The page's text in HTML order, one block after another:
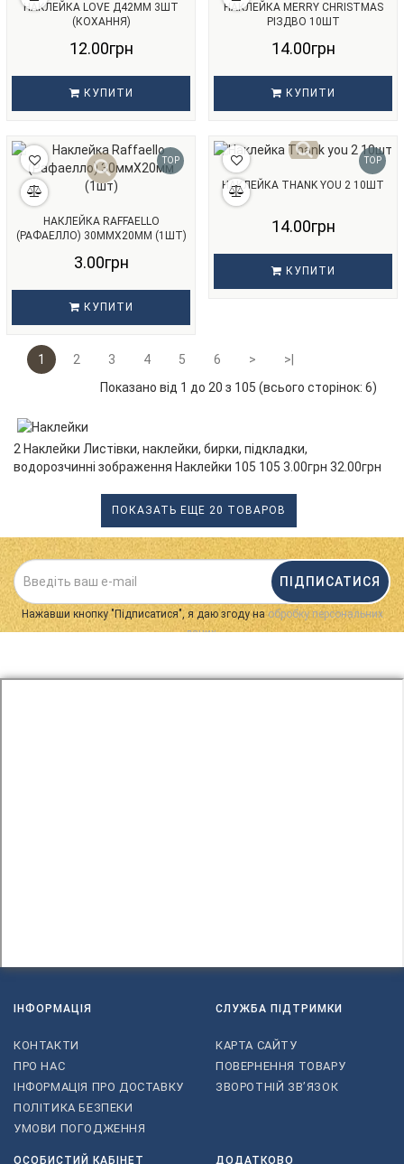
НАКЛЕЙКА LOVE Д42ММ 3ШТ
(КОХАННЯ)
12.00грн
КУПИТИ
НАКЛЕЙКА MERRY CHRISTMAS
РІЗДВО 10ШТ
14.00грн
КУПИТИ
TOP
НАКЛЕЙКА RAFFAELLO
(РАФАЕЛЛО) 30ММХ20ММ (1ШТ)
3.00грн
КУПИТИ
TOP
НАКЛЕЙКА THANK YOU 2 10ШТ
14.00грн
КУПИТИ
1 2 3 4 5 6 >
>|
Показано від 1 до 20 з 105 (всього сторінок: 6)
2 Наклейки Листівки, наклейки, бирки, підкладки,
водорозчинні зображення Наклейки 105 105 3.00грн 32.00грн
ПОКАЗАТЬ ЕЩЕ 20 ТОВАРОВ
ПІДПИСАТИСЯ
Нажавши кнопку "Підписатися", я даю згоду на обробку персональних
даних.
ІНФОРМАЦІЯ
КОНТАКТИ
ПРО НАС
ІНФОРМАЦІЯ ПРО ДОСТАВКУ
ПОЛІТИКА БЕЗПЕКИ
УМОВИ ПОГОДЖЕННЯ
СЛУЖБА ПІДТРИМКИ
КАРТА САЙТУ
ПОВЕРНЕННЯ ТОВАРУ
ЗВОРОТНІЙ ЗВ’ЯЗОК
ОСОБИСТИЙ КАБІНЕТ ДОДАТКОВО